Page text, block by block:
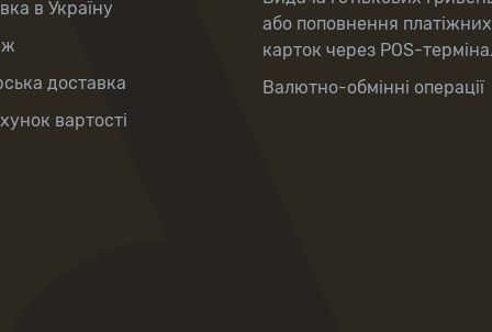
в Україну
доставка
вартості
або поповнення платіжних
карток через POS-
Валютно-обмінні операції